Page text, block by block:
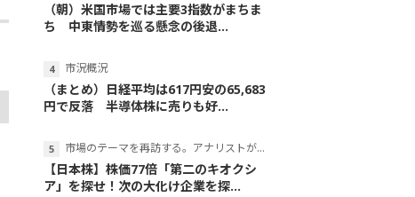
（朝）米国市場では主要3指数がまちま
ち 中東情勢を巡る懸念の後退...
市況概況
（まとめ）日経平均は617円安の65,683
円で反落 半導体株に売りも好...
市場のテーマを再訪する。アナリストが読み解くテーマの本質
【日本株】株価77倍「第二のキオクシ
ア」を探せ！次の大化け企業を探...